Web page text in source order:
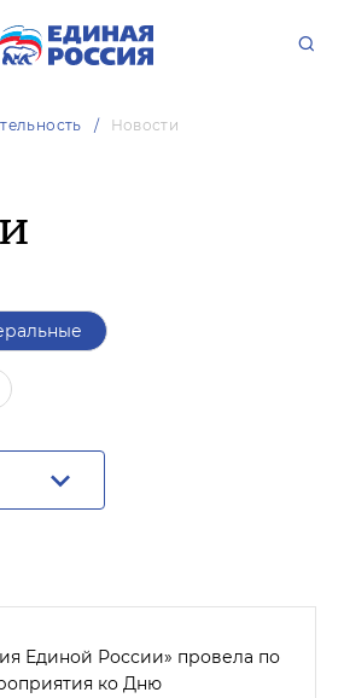
Новости
Единой России» провела по
ко Дню